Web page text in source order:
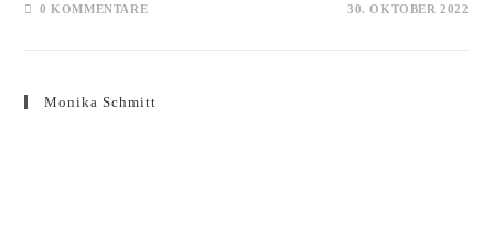
0 KOMMENTARE 30. OKTOBER 2022
Monika Schmitt